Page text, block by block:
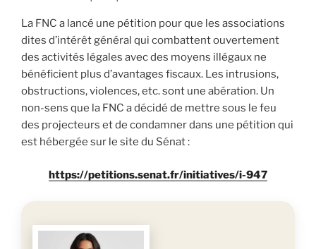
La FNC a lancé une pétition pour que les associations
dites d’intérêt général qui combattent ouvertement
des activités légales avec des moyens illégaux ne
bénéficient plus d’avantages fiscaux. Les intrusions,
obstructions, violences, etc. sont une abération. Un
non-sens que la FNC a décidé de mettre sous le feu
des projecteurs et de condamner dans une pétition qui
est hébergée sur le site du Sénat :
https://petitions.senat.fr/initiatives/i-947